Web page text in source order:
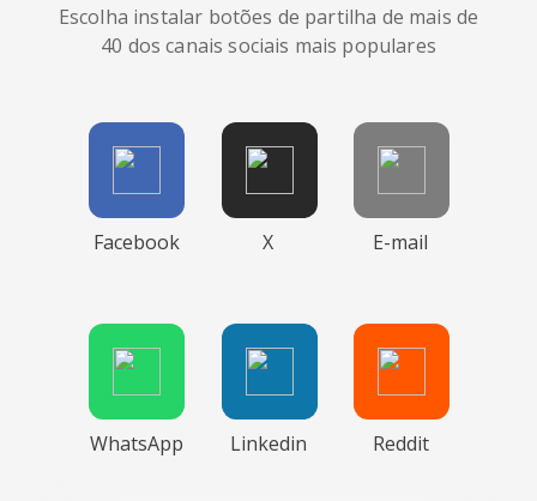
Escolha instalar botões de partilha de mais de
40 dos canais sociais mais populares
Facebook X E-mail
WhatsApp Linkedin Reddit